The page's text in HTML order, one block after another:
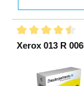
Xerox 013 R